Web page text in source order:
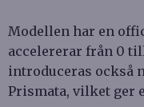
Modellen har en
accelererar från 0
introduceras också
Prismata, vilket ger